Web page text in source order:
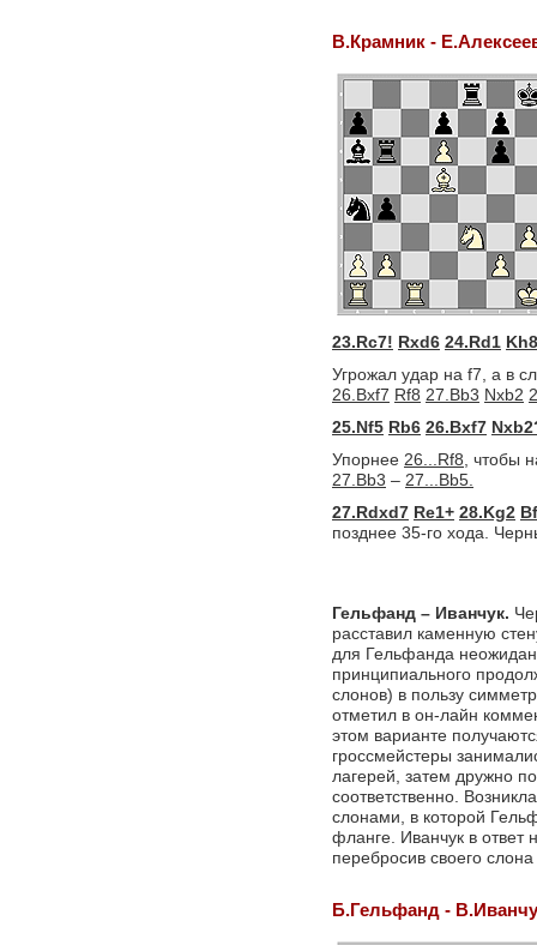
В.Крамник -
23.Rc7! Rxd6 24.Rd1
Угрожал удар на f7, а в
26.Bxf7 Rf8 27.Bb3 Nxb2
25.Nf5 Rb6 26.Bxf7
Упорнее 26...Rf8, чтобы
27.Bb3 – 27...Bb5.
27.Rdxd7 Re1+ 28.Kg2
позднее 35-го хода.
Гельфанд – Иванчук.
расставил каменную
для Гельфанда
принципиального
слонов) в пользу
отметил в он-лайн
этом варианте
гроссмейстеры
лагерей, затем дружно
соответственно.
слонами, в которой
фланге. Иванчук в
перебросив своего
Б.Гельфанд -